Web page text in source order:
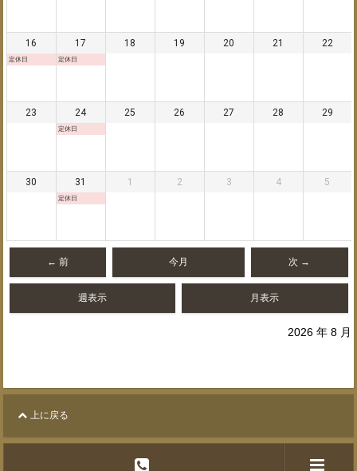
16
定休日
17
定休日
18 19 20 21 22
23 24
定休日
25 26 27 28 29
30 31
定休日
1 2 3 4 5
← 前 今月 次 →
週表示 月表示
2026 年 8 月
上に戻る